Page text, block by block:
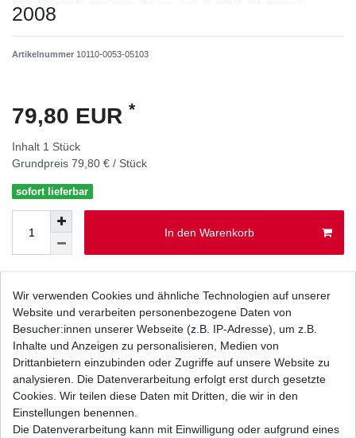
2008
Artikelnummer 10110-0053-05103
79,80 EUR *
Inhalt 1 Stück
Grundpreis 79,80 € / Stück
sofort lieferbar
In den Warenkorb
* inkl. ges. MwSt. zzgl.Versandkosten
Beschreibung
Wir verwenden Cookies und ähnliche Technologien auf unserer
Website und verarbeiten personenbezogene Daten von
Besucher:innen unserer Webseite (z.B. IP-Adresse), um z.B.
Inhalte und Anzeigen zu personalisieren, Medien von
Drittanbietern einzubinden oder Zugriffe auf unsere Website zu
analysieren. Die Datenverarbeitung erfolgt erst durch gesetzte
Cookies. Wir teilen diese Daten mit Dritten, die wir in den
Einstellungen benennen.
Die Datenverarbeitung kann mit Einwilligung oder aufgrund eines